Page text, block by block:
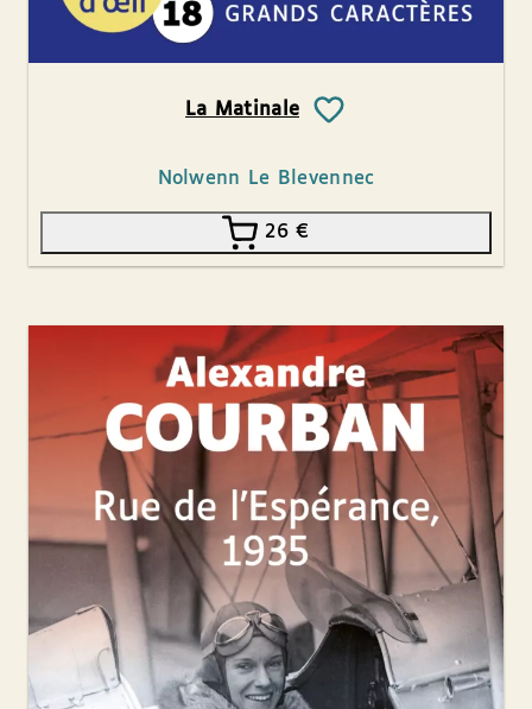
La Matinale
Nolwenn Le Blevennec
26€